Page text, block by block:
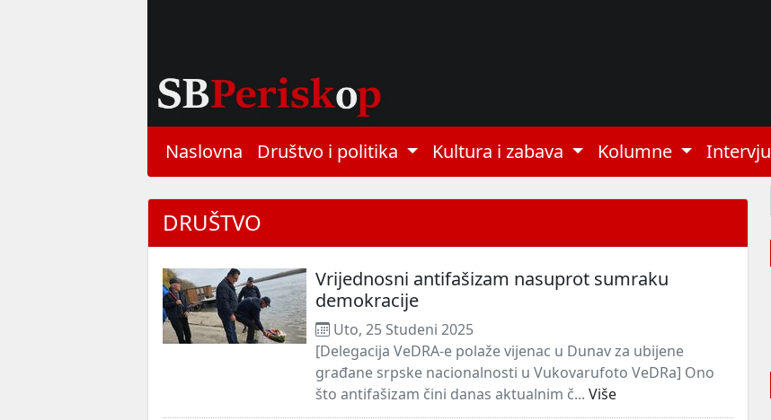
Naslovna Društvo i politika Kultura i zabava Kolumne Intervju
DRUŠTVO
Vrijednosni antifašizam nasuprot sumraku
demokracije
Uto, 25 Studeni 2025
[Delegacija VeDRA-e polaže vijenac u Dunav za ubijene
građane srpske nacionalnosti u Vukovarufoto VeDRa] Ono
što antifašizam čini danas aktualnim č... Više